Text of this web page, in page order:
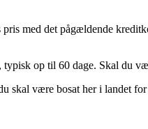
med det pågældende
op til 60 dage. Skal du
skal være bosat her i landet